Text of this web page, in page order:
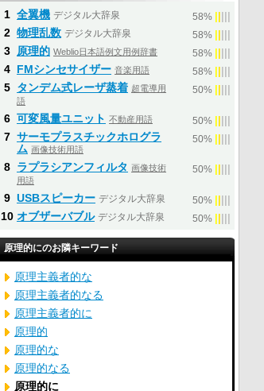
1 全翼機 デジタル大辞泉 58%
2 物理乱数 デジタル大辞泉 58%
3 原理的 Weblio日本語例文用例辞書 58%
4 FMシンセサイザー 音楽用語 58%
5 タンデム式レーザ蒸着 超電導用
語
50%
6 可変風量ユニット 不動産用語 50%
7 サーモプラスチックホログラ
ム 画像技術用語
50%
8 ラプラシアンフィルタ 画像技術
用語
50%
9 USBスピーカー デジタル大辞泉 50%
10 オブザーバブル デジタル大辞泉 50%
原理的にのお隣キーワード
原理主義者的な
原理主義者的なる
原理主義者的に
原理的
原理的な
原理的なる
原理的に